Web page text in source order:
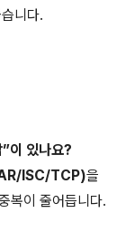
니다.
이 있나요?
ISC/TCP)을
복이 줄어듭니다.